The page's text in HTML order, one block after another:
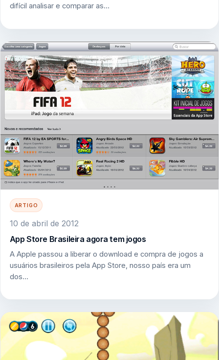
difícil analisar e comparar as…
ARTIGO
10 de abril de 2012
App Store Brasileira agora tem jogos
A Apple passou a liberar o download e compra de jogos a
usuários brasileiros pela App Store, nosso país era um
dos…